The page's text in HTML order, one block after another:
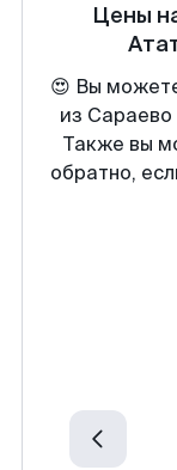
Цены
😍 Вы
из Сараево
Также вы
обратно,